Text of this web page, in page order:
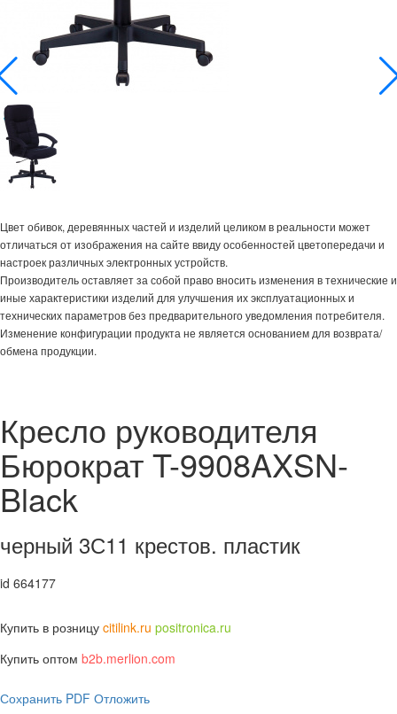
Цвет обивок, деревянных частей и изделий целиком в реальности может
отличаться от изображения на сайте ввиду особенностей цветопередачи и
настроек различных электронных устройств.
Производитель оставляет за собой право вносить изменения в технические и
иные характеристики изделий для улучшения их эксплуатационных и
технических параметров без предварительного уведомления потребителя.
Изменение конфигурации продукта не является основанием для возврата/
обмена продукции.
Кресло руководителя
Бюрократ T-9908AXSN-
Black
черный 3С11 крестов. пластик
id 664177
Купить в розницу citilink.ru positronica.ru
Купить оптом b2b.merlion.com
Сохранить PDF Отложить